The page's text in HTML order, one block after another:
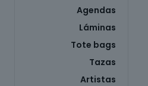
Agendas
Láminas
Tote bags
Tazas
Artistas